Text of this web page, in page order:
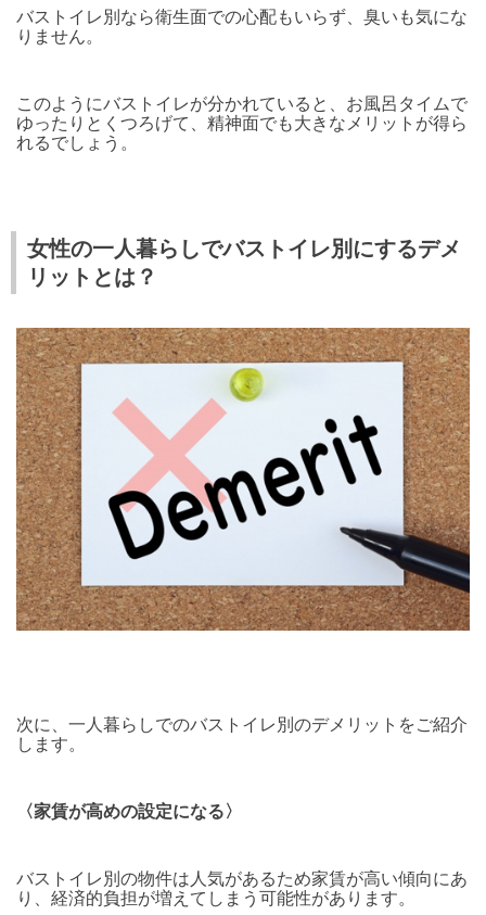
バストイレ別なら衛生面での心配もいらず、臭いも気にな
りません。
このようにバストイレが分かれていると、お風呂タイムで
ゆったりとくつろげて、精神面でも大きなメリットが得ら
れるでしょう。
女性の一人暮らしでバストイレ別にするデメ
リットとは？
次に、一人暮らしでのバストイレ別のデメリットをご紹介
します。
〈家賃が高めの設定になる〉
バストイレ別の物件は人気があるため家賃が高い傾向にあ
り、経済的負担が増えてしまう可能性があります。